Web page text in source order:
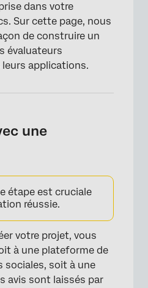
dans votre
Sur cette page, nous
de construire un
évaluateurs
applications.
une
étape est cruciale
réussie.
votre projet, vous
à une plateforme de
sociales, soit à une
avis sont laissés par